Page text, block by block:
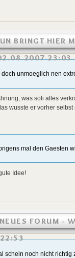
BRINGT HIER
23:03
doch unmoeglich nen
was soli alles
wusste er vorher
mal den Gaesten
Idee!
NEUES FORUM -
schein noch nicht